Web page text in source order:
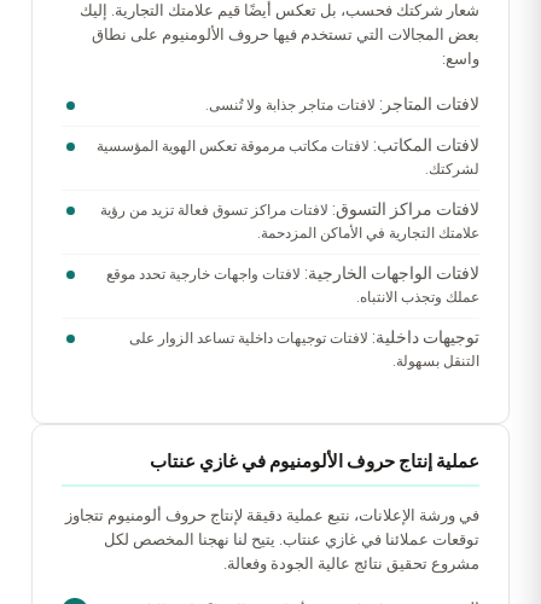
شعار شركتك فحسب، بل تعكس أيضًا قيم علامتك التجارية. إليك
بعض المجالات التي تستخدم فيها حروف الألومنيوم على نطاق
واسع:
لافتات المتاجر: لافتات متاجر جذابة ولا تُنسى.
لافتات المكاتب: لافتات مكاتب مرموقة تعكس الهوية المؤسسية
لشركتك.
لافتات مراكز التسوق: لافتات مراكز تسوق فعالة تزيد من رؤية
علامتك التجارية في الأماكن المزدحمة.
لافتات الواجهات الخارجية: لافتات واجهات خارجية تحدد موقع
عملك وتجذب الانتباه.
توجيهات داخلية: لافتات توجيهات داخلية تساعد الزوار على
التنقل بسهولة.
عملية إنتاج حروف الألومنيوم في غازي عنتاب
في ورشة الإعلانات، نتبع عملية دقيقة لإنتاج حروف ألومنيوم تتجاوز
توقعات عملائنا في غازي عنتاب. يتيح لنا نهجنا المخصص لكل
مشروع تحقيق نتائج عالية الجودة وفعالة.